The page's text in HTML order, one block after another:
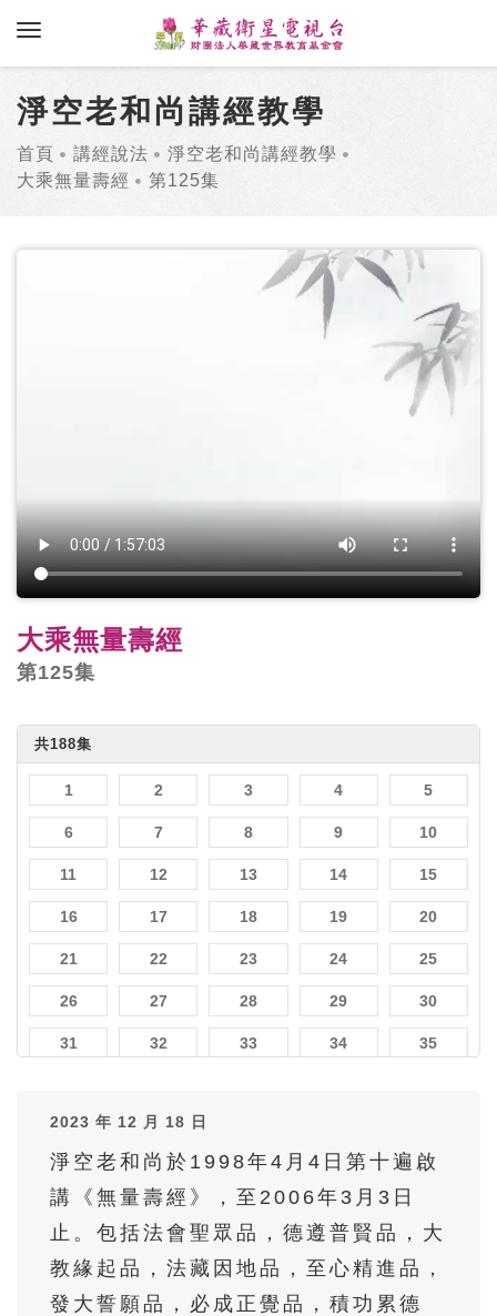
toggle navigation
淨空老和尚講經教學
首頁 講經說法
淨空老和尚講經教學
大乘無量壽經
第125集
大乘無量壽經
第125集
共188集
1 2 3 4 5
6 7 8 9 10
11 12 13 14 15
16 17 18 19 20
21 22 23 24 25
26 27 28 29 30
31 32 33 34 35
41 42
46 47 48 49 50
51 52 53
61 62 63 64
2023 年 12 月 18 日
淨空老和尚於1998年4月4日第十遍啟
講《無量壽經》，至2006年3月3日
止。包括法會聖眾品，德遵普賢品，大
教緣起品，法藏因地品，至心精進品，
發大誓願品，必成正覺品，積功累德